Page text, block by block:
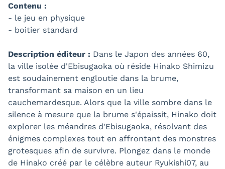
Contenu :
- le jeu en physique
- boitier standard
Description éditeur : Dans le Japon des années 60,
la ville isolée d'Ebisugaoka où réside Hinako Shimizu
est soudainement engloutie dans la brume,
transformant sa maison en un lieu
cauchemardesque. Alors que la ville sombre dans le
silence à mesure que la brume s'épaissit, Hinako doit
explorer les méandres d'Ebisugaoka, résolvant des
énigmes complexes tout en affrontant des monstres
grotesques afin de survivre. Plongez dans le monde
de Hinako créé par le célèbre auteur Ryukishi07, au